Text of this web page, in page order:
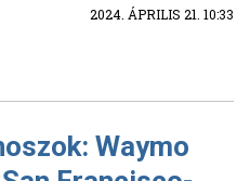
2024. ÁPRILIS 21. 10:33
Waymo